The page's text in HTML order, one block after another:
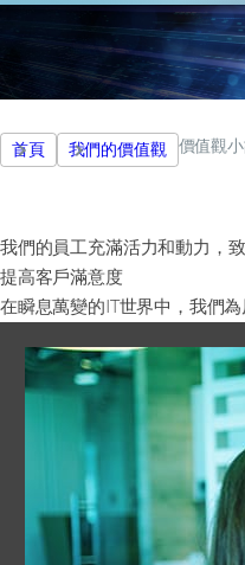
首頁 我們的價值觀 價值觀
我們的員工充滿活力和動力，
提高客戶滿意度
在瞬息萬變的IT世界中，我們